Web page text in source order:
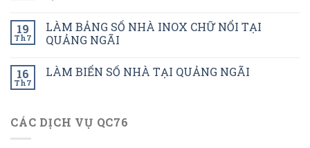
19
Th7
LÀM BẢNG SỐ NHÀ INOX CHỮ NỔI TẠI
QUẢNG NGÃI
16
Th7
LÀM BIỂN SỐ NHÀ TẠI QUẢNG NGÃI
CÁC DỊCH VỤ QC76